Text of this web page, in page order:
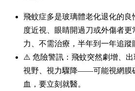
飛蚊症多是玻璃體老化退化的良
度近視、眼睛開過刀或外傷者
力、不需治療，半年到一年追蹤
⚠️ 危險警訊：飛蚊突然劇增、
視野、視力驟降——可能視網膜
血，要立刻就醫。